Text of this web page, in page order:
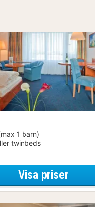
1 barn)
twinbeds
Visa priserför